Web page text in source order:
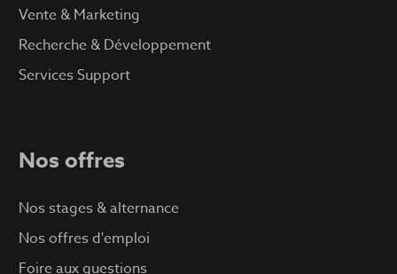
Vente & Marketing
Recherche & Développement
Services Support
Nos offres
Nos stages & alternance
Nos offres d'emploi
Foire aux questions